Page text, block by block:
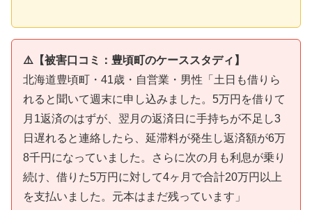
⚠️【被害口コミ：豊頃町のケーススタディ】
北海道豊頃町・41歳・自営業・男性「土日も借りら
れると聞いて週末に申し込みました。5万円を借りて
月1返済のはずが、翌月の返済日に手持ちが不足し3
日遅れると連絡したら、延滞料が発生し返済額が6万
8千円になっていました。さらに次の月も利息が乗り
続け、借りた5万円に対して4ヶ月で合計20万円以上
を支払いました。元本はまだ残っています」